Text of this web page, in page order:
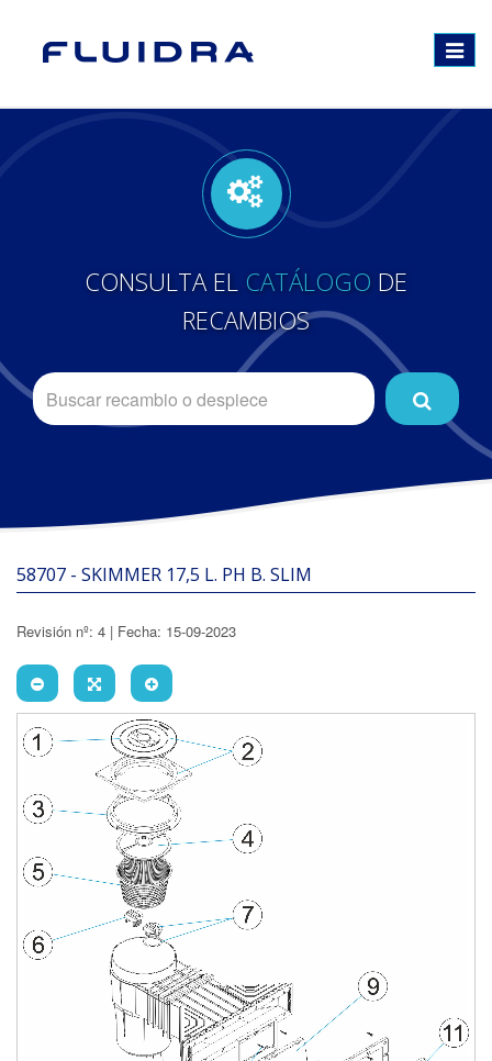
Toggle
CONSULTA EL CATÁLOGO DE
RECAMBIOS
58707 - SKIMMER 17,5 L. PH B. SLIM
Revisión nº: 4 | Fecha: 15-09-2023